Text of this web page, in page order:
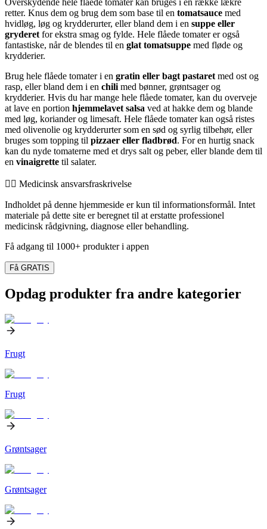
retter. Knus dem og brug dem som base til en tomatsauce med
hvidløg, løg og krydderurter, eller bland dem i en suppe eller
gryderet for ekstra smag og fylde. Hele flåede tomater er også
fantastiske, når de blendes til en glat tomatsuppe med fløde og
krydderier.
Brug hele flåede tomater i en gratin eller bagt pastaret med ost og
rasp, eller bland dem i en chili med bønner, grøntsager og
krydderier. Hvis du har mange hele flåede tomater, kan du overveje
at lave en portion hjemmelavet salsa ved at hakke dem og blande
med løg, koriander og limesaft. Hele flåede tomater kan også ristes
med olivenolie og krydderurter som en sød og syrlig tilbehør, eller
bruges som topping til pizzaer eller fladbrød. For en hurtig snack
kan du nyde tomaterne med et drys salt og peber, eller blande dem til
en vinaigrette til salater.
👨‍⚕️️ Medicinsk ansvarsfraskrivelse
Indholdet på denne hjemmeside er kun til informationsformål. Intet
materiale på dette site er beregnet til at erstatte professionel
medicinsk rådgivning, diagnose eller behandling.
Få adgang til 1000+ produkter i appen
Få GRATIS
Opdag produkter fra andre kategorier
Frugt
Frugt
Grøntsager
Grøntsager